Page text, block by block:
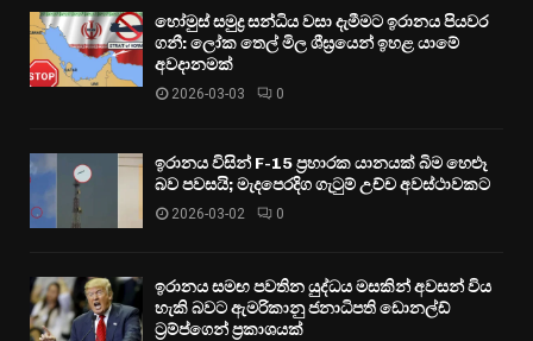
හෝමුස් සමුද්‍ර සන්ධිය වසා දැමීමට ඉරානය පියවර
ගනී: ලෝක තෙල් මිල ශීඝ්‍රයෙන් ඉහළ යාමේ
අවදානමක්
2026-03-03 0
ඉරානය විසින් F-15 ප්‍රහාරක යානයක් බිම හෙළූ
බව පවසයි; මැදපෙරදිග ගැටුම් උච්ච අවස්ථාවකට
2026-03-02 0
ඉරානය සමඟ පවතින යුද්ධය මසකින් අවසන් විය
හැකි බවට ඇමරිකානු ජනාධිපති ඩොනල්ඩ්
ට්‍රම්ප්ගෙන් ප්‍රකාශයක්